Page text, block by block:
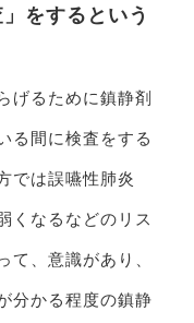
をするという
げるために鎮静剤
る間に検査をする
では誤嚥性肺炎
くなるなどのリス
て、意識があり、
分かる程度の鎮静